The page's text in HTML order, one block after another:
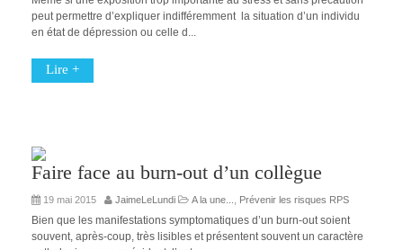
peut permettre d’expliquer indifféremment la situation d’un individu
en état de dépression ou celle d...
Lire +
Faire face au burn-out d’un collègue
19 mai 2015 JaimeLeLundi A la une... Prévenir les risques RPS
Bien que les manifestations symptomatiques d’un burn-out soient
souvent, après-coup, très lisibles et présentent souvent un caractère